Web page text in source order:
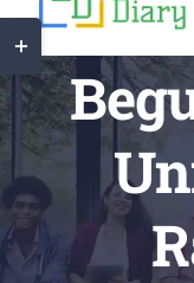
Toggle
Sliding
Bar
Area